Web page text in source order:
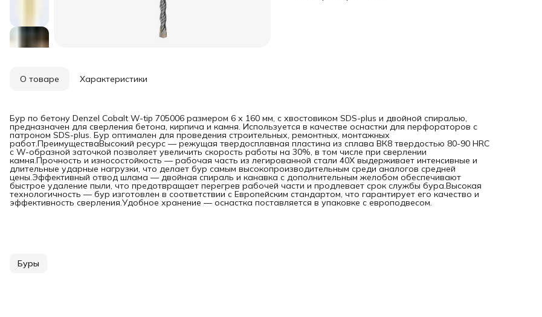
О товаре Характеристики
Бур по бетону Denzel Cobalt W-tip 705006 размером 6 х 160 мм, с хвостовиком SDS-plus и двойной спиралью,
предназначен для сверления бетона, кирпича и камня. Используется в качестве оснастки для перфораторов с
патроном SDS-plus. Бур оптимален для проведения строительных, ремонтных, монтажных
работ.ПреимуществаВысокий ресурс — режущая твердосплавная пластина из сплава ВК8 твердостью 80-90 HRC
с W-образной заточкой позволяет увеличить скорость работы на 30%, в том числе при сверлении
камня.Прочность и износостойкость — рабочая часть из легированной стали 40Х выдерживает интенсивные и
длительные ударные нагрузки, что делает бур самым высокопроизводительным среди аналогов средней
цены.Эффективный отвод шлама — двойная спираль и канавка с дополнительным желобом обеспечивают
быстрое удаление пыли, что предотвращает перегрев рабочей части и продлевает срок службы бура.Высокая
технологичность — бур изготовлен в соответствии с Европейским стандартом, что гарантирует его качество и
эффективность сверления.Удобное хранение — оснастка поставляется в упаковке с европодвесом.
Буры